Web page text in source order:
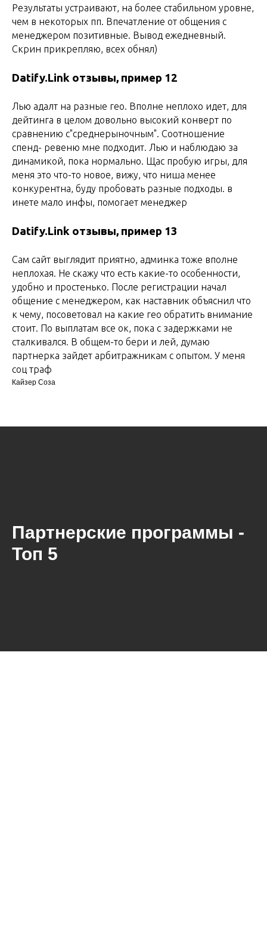
Результаты устраивают, на более стабильном уровне,
чем в некоторых пп. Впечатление от общения с
менеджером позитивные. Вывод ежедневный.
Скрин прикрепляю, всех обнял)
Datify.Link отзывы, пример 12
Лью адалт на разные гео. Вполне неплохо идет, для
дейтинга в целом довольно высокий конверт по
сравнению с"среднерыночным". Соотношение
спенд- ревеню мне подходит. Лью и наблюдаю за
динамикой, пока нормально. Щас пробую игры, для
меня это что-то новое, вижу, что ниша менее
конкурентна, буду пробовать разные подходы. в
инете мало инфы, помогает менеджер
Datify.Link отзывы, пример 13
Сам сайт выглядит приятно, админка тоже вполне
неплохая. Не скажу что есть какие-то особенности,
удобно и простенько. После регистрации начал
общение с менеджером, как наставник объяснил что
к чему, посоветовал на какие гео обратить внимание
стоит. По выплатам все ок, пока с задержками не
сталкивался. В общем-то бери и лей, думаю
партнерка зайдет арбитражникам с опытом. У меня
соц траф
Кайзер Соза
Партнерские программы -
Топ 5